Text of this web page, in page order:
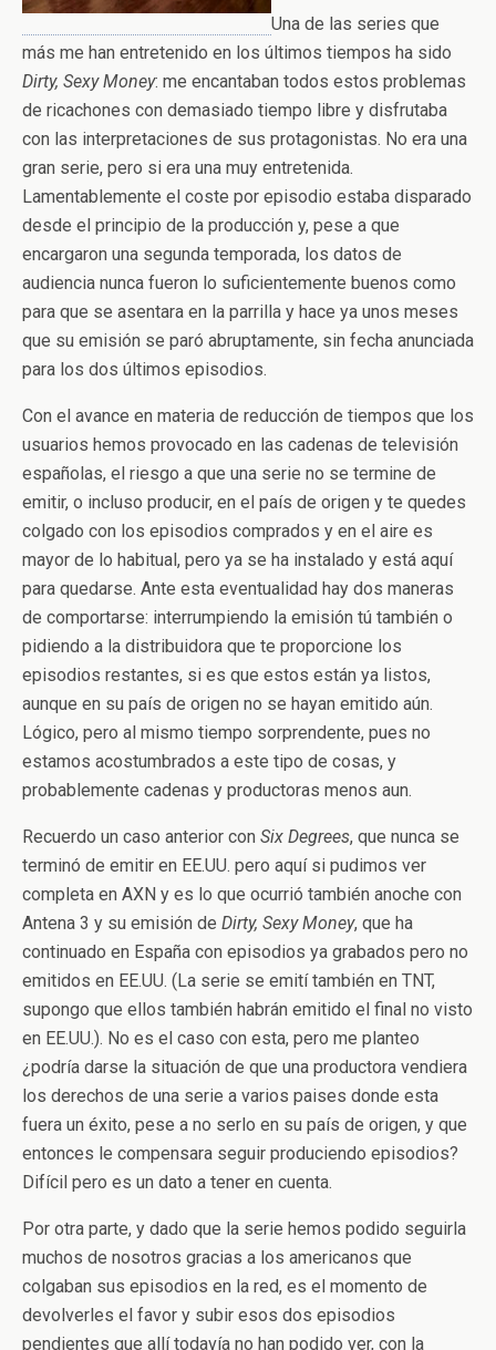
Una de las series que
más me han entretenido en los últimos tiempos ha sido
Dirty, Sexy Money: me encantaban todos estos problemas
de ricachones con demasiado tiempo libre y disfrutaba
con las interpretaciones de sus protagonistas. No era una
gran serie, pero si era una muy entretenida.
Lamentablemente el coste por episodio estaba disparado
desde el principio de la producción y, pese a que
encargaron una segunda temporada, los datos de
audiencia nunca fueron lo suficientemente buenos como
para que se asentara en la parrilla y hace ya unos meses
que su emisión se paró abruptamente, sin fecha anunciada
para los dos últimos episodios.
Con el avance en materia de reducción de tiempos que los
usuarios hemos provocado en las cadenas de televisión
españolas, el riesgo a que una serie no se termine de
emitir, o incluso producir, en el país de origen y te quedes
colgado con los episodios comprados y en el aire es
mayor de lo habitual, pero ya se ha instalado y está aquí
para quedarse. Ante esta eventualidad hay dos maneras
de comportarse: interrumpiendo la emisión tú también o
pidiendo a la distribuidora que te proporcione los
episodios restantes, si es que estos están ya listos,
aunque en su país de origen no se hayan emitido aún.
Lógico, pero al mismo tiempo sorprendente, pues no
estamos acostumbrados a este tipo de cosas, y
probablemente cadenas y productoras menos aun.
Recuerdo un caso anterior con Six Degrees, que nunca se
terminó de emitir en EE.UU. pero aquí si pudimos ver
completa en AXN y es lo que ocurrió también anoche con
Antena 3 y su emisión de Dirty, Sexy Money, que ha
continuado en España con episodios ya grabados pero no
emitidos en EE.UU. (La serie se emití también en TNT,
supongo que ellos también habrán emitido el final no visto
en EE.UU.). No es el caso con esta, pero me planteo
¿podría darse la situación de que una productora vendiera
los derechos de una serie a varios paises donde esta
fuera un éxito, pese a no serlo en su país de origen, y que
entonces le compensara seguir produciendo episodios?
Difícil pero es un dato a tener en cuenta.
Por otra parte, y dado que la serie hemos podido seguirla
muchos de nosotros gracias a los americanos que
colgaban sus episodios en la red, es el momento de
devolverles el favor y subir esos dos episodios
pendientes que allí todavía no han podido ver, con la